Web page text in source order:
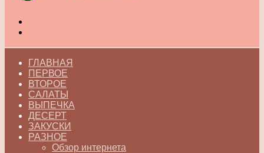
ГЛАВНАЯ
ПЕРВОЕ
ВТОРОЕ
САЛАТЫ
ВЫПЕЧКА
ДЕСЕРТ
ЗАКУСКИ
РАЗНОЕ
Обзор интернета